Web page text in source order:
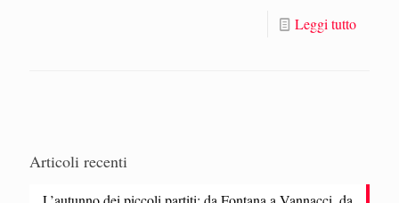
Leggi tutto
Articoli recenti